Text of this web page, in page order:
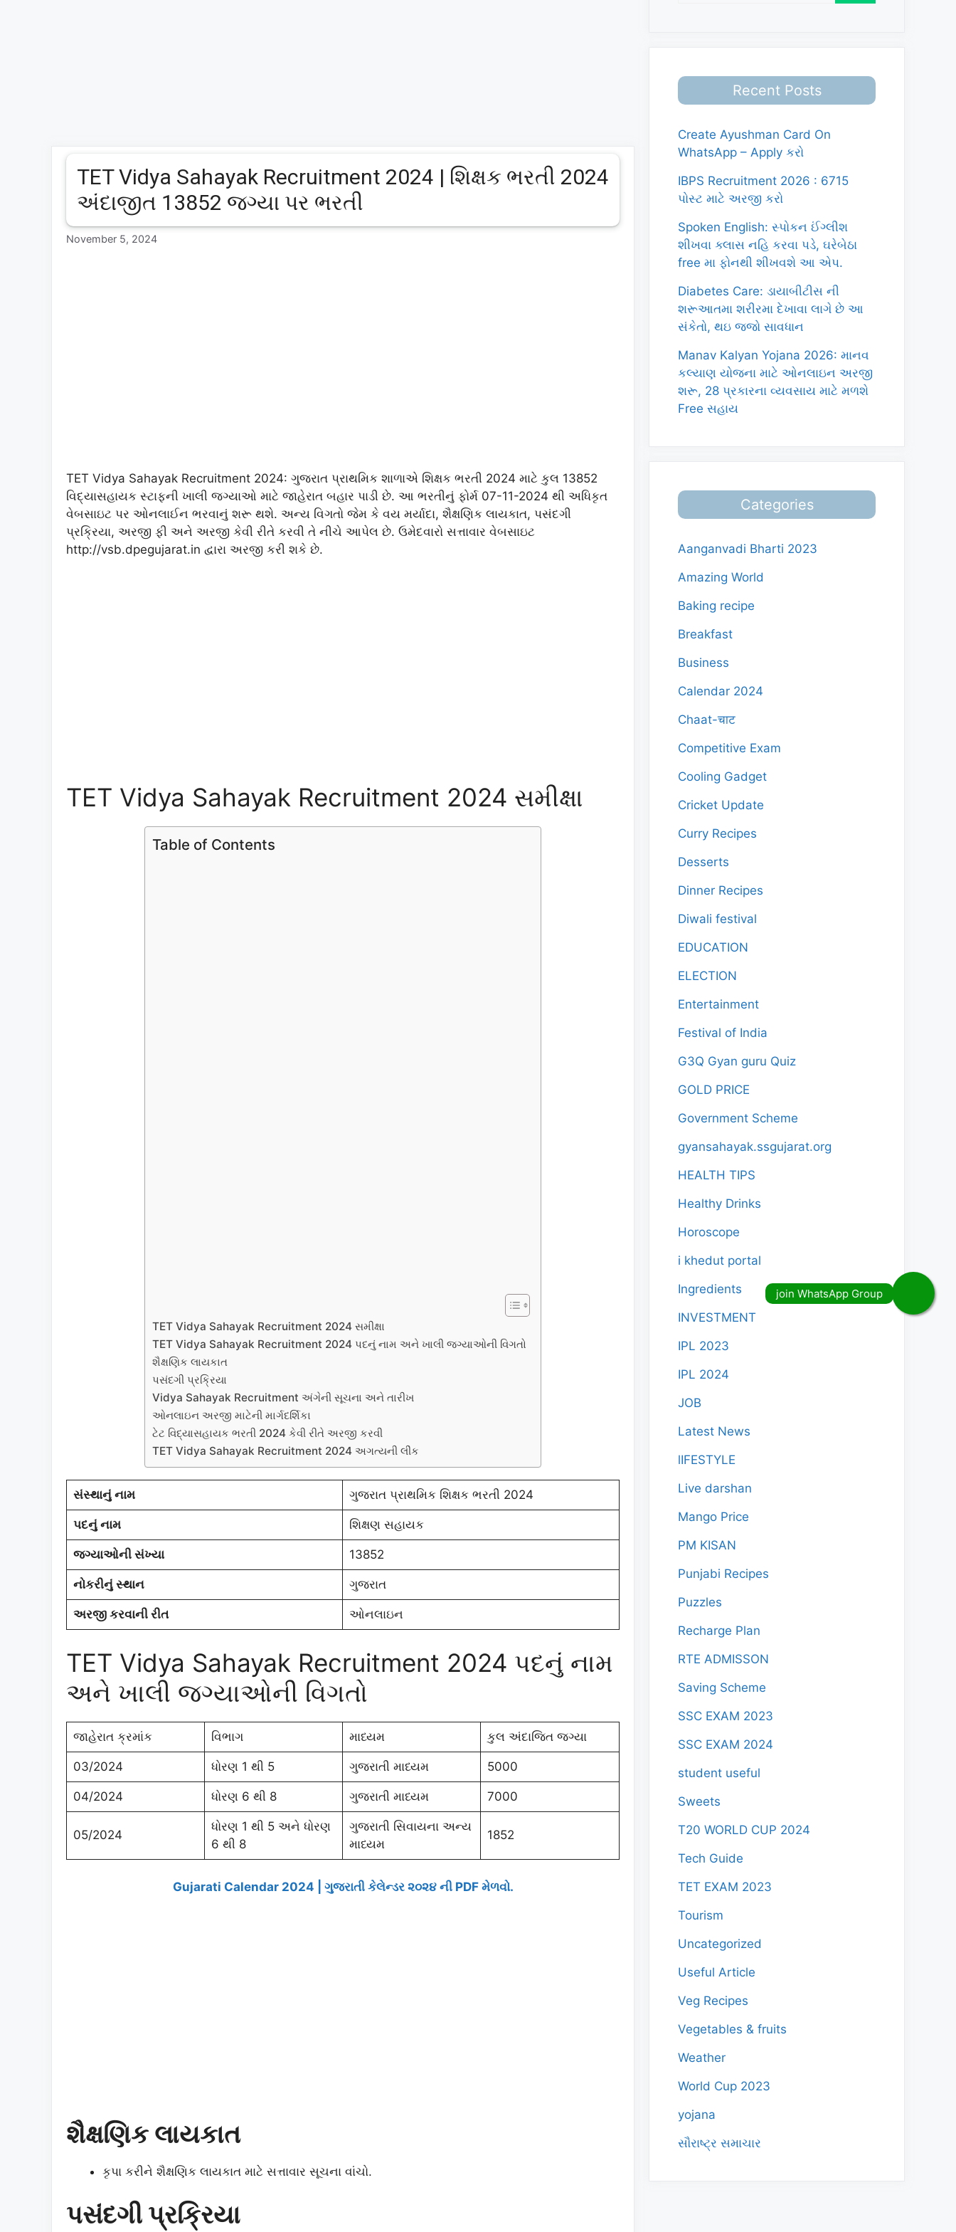
TET Vidya Sahayak Recruitment 2024 | શિક્ષક ભરતી 2024
અંદાજીત 13852 જગ્યા પર ભરતી
November 5, 2024
TET Vidya Sahayak Recruitment 2024: ગુજરાત પ્રાથમિક શાળાએ શિક્ષક ભરતી 2024 માટે કુલ 13852
વિદ્યાસહાયક સ્ટાફની ખાલી જગ્યાઓ માટે જાહેરાત બહાર પાડી છે. આ ભરતીનું ફોર્મ 07-11-2024 થી અધિકૃત
વેબસાઇટ પર ઓનલાઈન ભરવાનું શરૂ થશે. અન્ય વિગતો જેમ કે વય મર્યાદા, શૈક્ષણિક લાયકાત, પસંદગી
પ્રક્રિયા, અરજી ફી અને અરજી કેવી રીતે કરવી તે નીચે આપેલ છે. ઉમેદવારો સત્તાવાર વેબસાઇટ
http://vsb.dpegujarat.in દ્વારા અરજી કરી શકે છે.
TET Vidya Sahayak Recruitment 2024 સમીક્ષા
Table of Contents
TET Vidya Sahayak Recruitment 2024 સમીક્ષા
TET Vidya Sahayak Recruitment 2024 પદનું નામ અને ખાલી જગ્યાઓની વિગતો
શૈક્ષણિક લાયકાત
પસંદગી પ્રક્રિયા
Vidya Sahayak Recruitment અંગેની સૂચના અને તારીખ
ઓનલાઇન અરજી માટેની માર્ગદર્શિકા
ટેટ વિદ્યાસહાયક ભરતી 2024 કેવી રીતે અરજી કરવી
TET Vidya Sahayak Recruitment 2024 અગત્યની લીંક
સંસ્થાનું નામ ગુજરાત પ્રાથમિક શિક્ષક ભરતી 2024
પદનું નામ શિક્ષણ સહાયક
જગ્યાઓની સંખ્યા 13852
નોકરીનું સ્થાન ગુજરાત
અરજી કરવાની રીત ઓનલાઇન
TET Vidya Sahayak Recruitment 2024 પદનું નામ
અને ખાલી જગ્યાઓની વિગતો
જાહેરાત ક્રમાંક વિભાગ માધ્યમ કુલ અંદાજિત જગ્યા
03/2024 ધોરણ 1 થી 5 ગુજરાતી માધ્યમ 5000
04/2024 ધોરણ 6 થી 8 ગુજરાતી માધ્યમ 7000
05/2024
ધોરણ 1 થી 5 અને ધોરણ
6 થી 8
ગુજરાતી સિવાયના અન્ય
માધ્યમ
1852
Gujarati Calendar 2024 | ગુજરાતી કેલેન્ડર ૨૦૨૪ ની PDF મેળવો.
શૈક્ષણિક લાયકાત
કૃપા કરીને શૈક્ષણિક લાયકાત માટે સત્તાવાર સૂચના વાંચો.
પસંદગી પ્રક્રિયા
Recent Posts
Create Ayushman Card On
WhatsApp – Apply કરો
IBPS Recruitment 2026 : 6715
પોસ્ટ માટે અરજી કરો
Spoken English: સ્પોકન ઈંગ્લીશ
શીખવા ક્લાસ નહિ કરવા પડે, ઘરેબેઠા
free મા ફોનથી શીખવશે આ એપ.
Diabetes Care: ડાયાબીટીસ ની
શરૂઆતમા શરીરમા દેખાવા લાગે છે આ
સંકેતો, થઇ જજો સાવધાન
Manav Kalyan Yojana 2026: માનવ
કલ્યાણ યોજના માટે ઓનલાઇન અરજી
શરૂ, 28 પ્રકારના વ્યવસાય માટે મળશે
Free સહાય
Categories
Aanganvadi Bharti 2023
Amazing World
Baking recipe
Breakfast
Business
Calendar 2024
Chaat-चाट
Competitive Exam
Cooling Gadget
Cricket Update
Curry Recipes
Desserts
Dinner Recipes
Diwali festival
EDUCATION
ELECTION
Entertainment
Festival of India
G3Q Gyan guru Quiz
GOLD PRICE
Government Scheme
gyansahayak.ssgujarat.org
HEALTH TIPS
Healthy Drinks
Horoscope
i khedut portal
Ingredients
INVESTMENT
IPL 2023
IPL 2024
JOB
Latest News
lIFESTYLE
Live darshan
Mango Price
PM KISAN
Punjabi Recipes
Puzzles
Recharge Plan
RTE ADMISSON
Saving Scheme
SSC EXAM 2023
SSC EXAM 2024
student useful
Sweets
T20 WORLD CUP 2024
Tech Guide
TET EXAM 2023
Tourism
Uncategorized
Useful Article
Veg Recipes
Vegetables & fruits
Weather
World Cup 2023
yojana
સૌરાષ્ટ્ર સમાચાર